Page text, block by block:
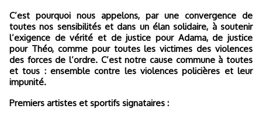
C’est pourquoi nous appelons, par une convergence de
toutes nos sensibilités et dans un élan solidaire, à soutenir
l’exigence de vérité et de justice pour Adama, de justice
pour Théo, comme pour toutes les victimes des violences
des forces de l’ordre. C’est notre cause commune à toutes
et tous : ensemble contre les violences policières et leur
impunité.
Premiers artistes et sportifs signataires :